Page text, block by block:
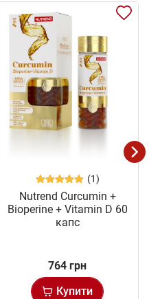
(1)
Nutrend Curcumin +
Bioperine + Vitamin D 60
капс
764 грн
Купити